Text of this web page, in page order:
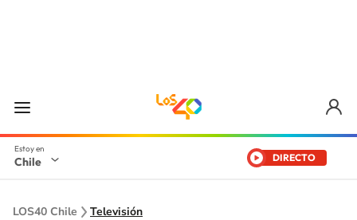
Chile DIRECTO
LOS40 Chile Televisión